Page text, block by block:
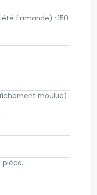
flamande) : 150
moulue).
pièce.